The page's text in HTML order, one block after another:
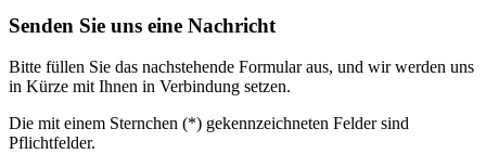
Senden Sie uns eine Nachricht
Bitte füllen Sie das nachstehende Formular aus, und wir werden uns
in Kürze mit Ihnen in Verbindung setzen.
Die mit einem Sternchen (*) gekennzeichneten Felder sind
Pflichtfelder.